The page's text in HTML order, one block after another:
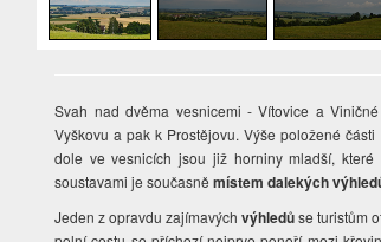
Svah nad dvěma vesnicemi - Vítovice a
Vyškovu a pak k Prostějovu. Výše položené
dole ve vesnicích jsou již horniny mladší, které
soustavami je současněmístem dalekých
Jeden z opravdu zajímavýchvýhledůse turistům